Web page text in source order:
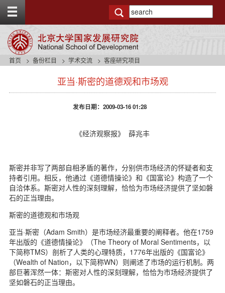
g
t
首页 备份栏目 学术交流 客座研究项目
亚当·斯密的道德观和市场观
发布日期：2009-03-16 01:28
《经济观察报》 薛兆丰
斯密并非写了两部自相矛盾的著作，分别供市场经济的怀疑者和支
持者引用。相反，他通过《道德情操论》和《国富论》构造了一个
自洽体系。斯密对人性的深刻理解，恰恰为市场经济提供了坚如磐
石的正当理由。
斯密的道德观和市场观
亚当·斯密（Adam Smith）是市场经济最重要的阐释者。他在1759
年出版的《道德情操论》（The Theory of Moral Sentiments，以
下简称TMS）剖析了人类的心理特质，1776年出版的《国富论》
（Wealth of Nation，以下简称WN）则阐述了市场的运行机制。两
部巨著浑然一体：斯密对人性的深刻理解，恰恰为市场经济提供了
坚如磐石的正当理由。